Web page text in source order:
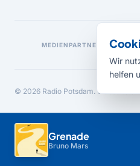
Grenade
Bruno Mars
MEDIENPARTNER
© 2026 Radio Potsdam. Webseite
Wir
helfen